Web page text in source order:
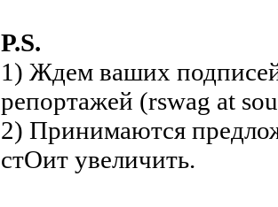
P.S.
1) Ждем ваших
репортажей (rswag at
2) Принимаются
стОит увеличить.